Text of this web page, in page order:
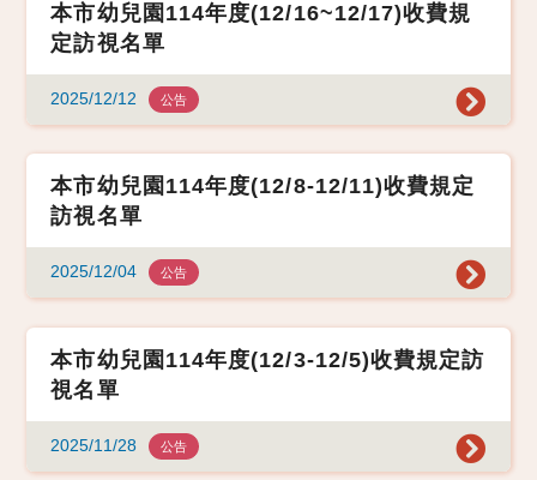
本市幼兒園114年度(12/16~12/17)收費規
定訪視名單
2025/12/12 公告
本市幼兒園114年度(12/8-12/11)收費規定
訪視名單
2025/12/04 公告
本市幼兒園114年度(12/3-12/5)收費規定訪
視名單
2025/11/28 公告